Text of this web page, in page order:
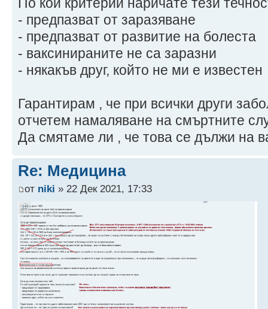
По кой критерий наричате тези
- предпазват от заразяване
- предпазват от развитие на болеста
- ваксинираните не са заразни
- някакъв друг, който не ми е известен
Гарантирам , че при всички други
отчетем намаляване на смъртните
Да смятаме ли , че това се дължи на
Re: Медицина
от niki » 22 Дек 2021, 17:33